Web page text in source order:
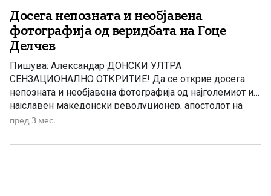
Досега непозната и необјавена
фотографија од веридбата на Гоце
Делчев
Пишува: Александар ДОНСКИ УЛТРА
СЕНЗАЦИОНАЛНО ОТКРИТИЕ! Да се открие досега
непозната и необјавена фотографија од најголемиот и
најславен македонски револуционер, апостолот на
македонското револуционерно движење и идол на
од најголемите историски откритија на македонската
пред 3 мес.